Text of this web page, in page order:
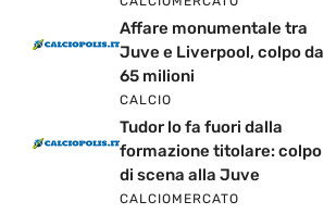
Affare monumentale tra
Juve e Liverpool, colpo da
65 milioni
CALCIO
Tudor lo fa fuori dalla
formazione titolare: colpo
di scena alla Juve
CALCIOMERCATO